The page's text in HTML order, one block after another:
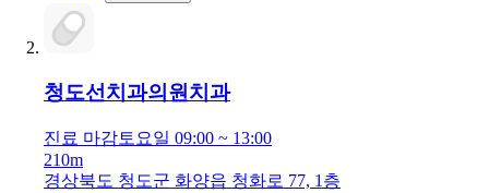
청도선치과의원 치과
진료 마감토요일 09:00 ~ 13:00
210m
경상북도 청도군 화양읍 청화로 77, 1층